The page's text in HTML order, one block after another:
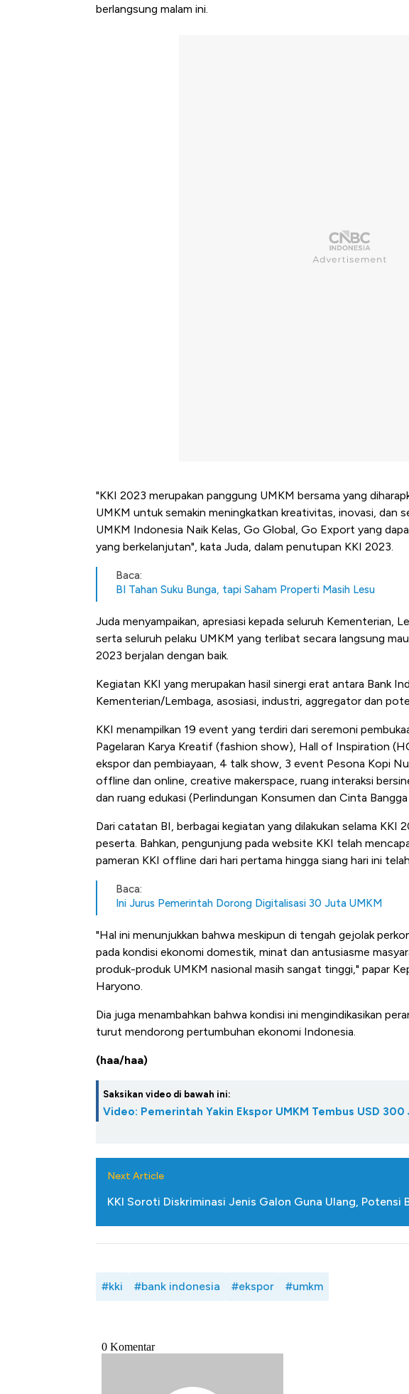
berlangsung malam ini.
"KKI 2023 merupakan panggung UMKM bersama yang
UMKM untuk semakin meningkatkan kreativitas, inovasi, dan
UMKM Indonesia Naik Kelas, Go Global, Go Export yang
yang berkelanjutan", kata Juda, dalam penutupan KKI 2023.
Baca:
BI Tahan Suku Bunga, tapi Saham Properti Masih Lesu
Juda menyampaikan, apresiasi kepada seluruh Kementerian,
serta seluruh pelaku UMKM yang terlibat secara langsung
2023 berjalan dengan baik.
Kegiatan KKI yang merupakan hasil sinergi erat antara Bank
Kementerian/Lembaga, asosiasi, industri, aggregator dan
KKI menampilkan 19 event yang terdiri dari seremoni
Pagelaran Karya Kreatif (fashion show), Hall of Inspiration
ekspor dan pembiayaan, 4 talk show, 3 event Pesona Kopi
offline dan online, creative makerspace, ruang interaksi
dan ruang edukasi (Perlindungan Konsumen dan Cinta Bangga
Dari catatan BI, berbagai kegiatan yang dilakukan selama
peserta. Bahkan, pengunjung pada website KKI telah
pameran KKI offline dari hari pertama hingga siang hari ini
Baca:
Ini Jurus Pemerintah Dorong Digitalisasi 30 Juta UMKM
"Hal ini menunjukkan bahwa meskipun di tengah gejolak
pada kondisi ekonomi domestik, minat dan antusiasme
produk-produk UMKM nasional masih sangat tinggi," papar
Haryono.
Dia juga menambahkan bahwa kondisi ini mengindikasikan
turut mendorong pertumbuhan ekonomi Indonesia.
(haa/haa)
Saksikan video di bawah ini:
Video: Pemerintah Yakin Ekspor UMKM Tembus USD 300
Next Article
KKI Soroti Diskriminasi Jenis Galon Guna Ulang, Potensi
#kki #bank indonesia #ekspor #umkm